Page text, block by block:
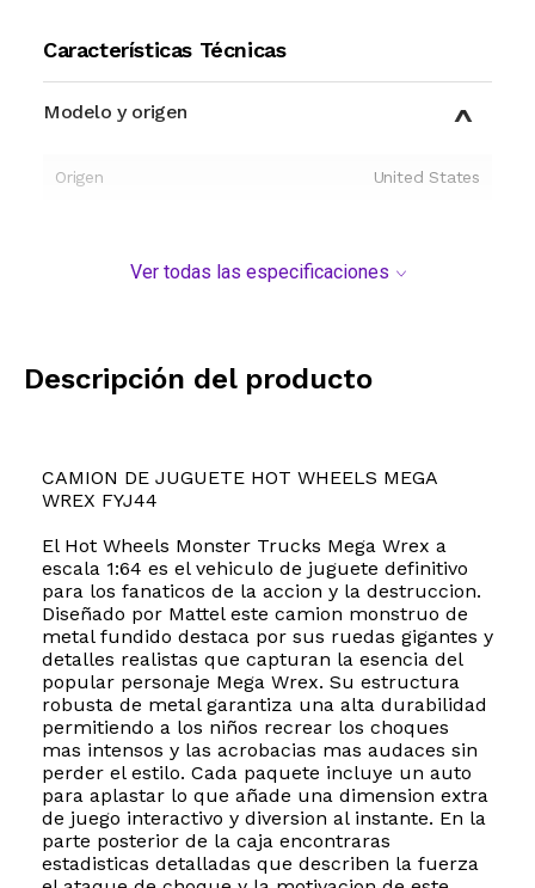
Características Técnicas
Modelo y origen
Origen United States
Ver todas las especificaciones
Descripción del producto
CAMION DE JUGUETE HOT WHEELS MEGA
WREX FYJ44
El Hot Wheels Monster Trucks Mega Wrex a
escala 1:64 es el vehiculo de juguete definitivo
para los fanaticos de la accion y la destruccion.
Diseñado por Mattel este camion monstruo de
metal fundido destaca por sus ruedas gigantes y
detalles realistas que capturan la esencia del
popular personaje Mega Wrex. Su estructura
robusta de metal garantiza una alta durabilidad
permitiendo a los niños recrear los choques
mas intensos y las acrobacias mas audaces sin
perder el estilo. Cada paquete incluye un auto
para aplastar lo que añade una dimension extra
de juego interactivo y diversion al instante. En la
parte posterior de la caja encontraras
estadisticas detalladas que describen la fuerza